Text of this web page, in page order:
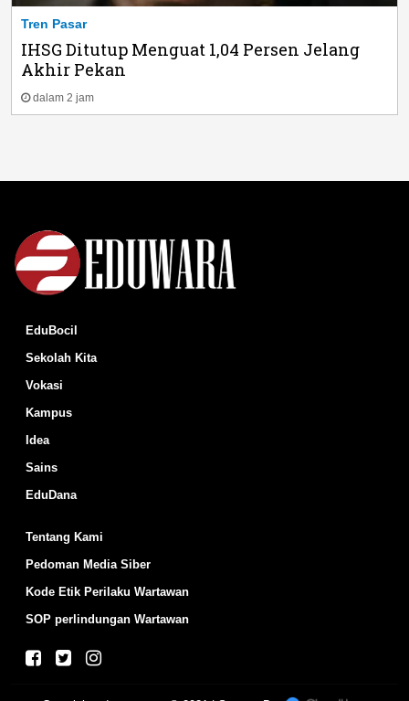
Tren Pasar
IHSG Ditutup Menguat 1,04 Persen Jelang
Akhir Pekan
dalam 2 jam
EduBocil
Sekolah Kita
Vokasi
Kampus
Idea
Sains
EduDana
Tentang Kami
Pedoman Media Siber
Kode Etik Perilaku Wartawan
SOP perlindungan Wartawan